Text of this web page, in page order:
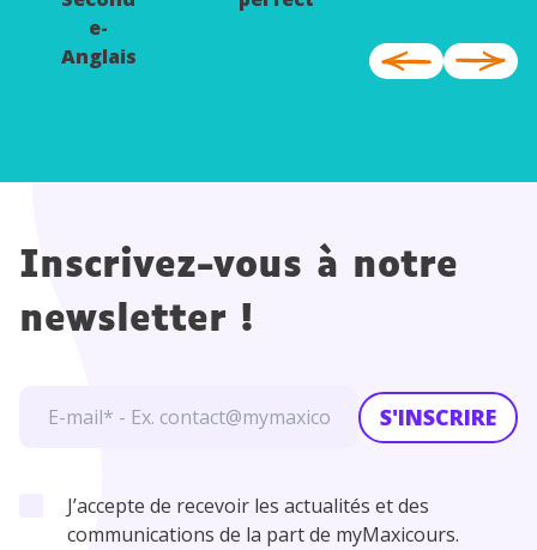
e-
Anglais
Inscrivez-vous à notre
newsletter !
S'INSCRIRE
J’accepte de recevoir les actualités et des
communications de la part de myMaxicours.